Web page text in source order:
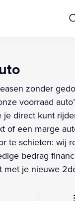
zonder
voorraad
je direct kunt
of een marge
te schieten: wij
bedrag
je nieuwe